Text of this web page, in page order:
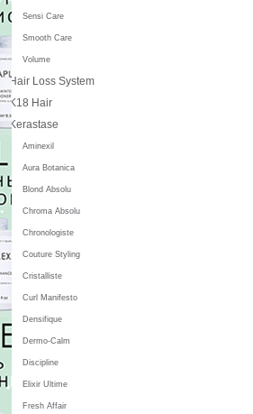
Sensi Care
Smooth Care
Volume
Hair Loss System
K18 Hair
Kerastase
Aminexil
Aura Botanica
Blond Absolu
Chroma Absolu
Chronologiste
Couture Styling
Cristalliste
Curl Manifesto
Densifique
Dermo-Calm
Discipline
Elixir Ultime
Fresh Affair